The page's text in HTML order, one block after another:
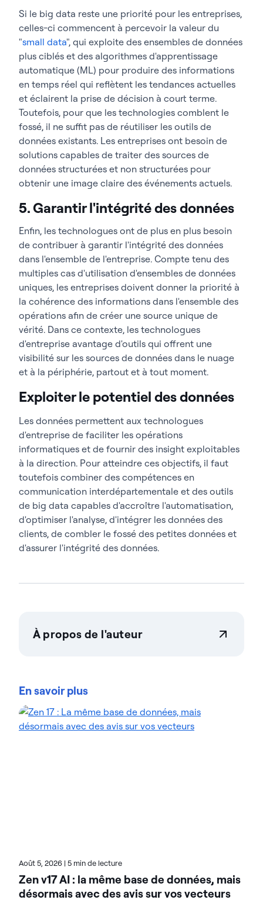
Si le big data reste une priorité pour les entreprises,
celles-ci commencent à percevoir la valeur du
"small data", qui exploite des ensembles de données
plus ciblés et des algorithmes d'apprentissage
automatique (ML) pour produire des informations
en temps réel qui reflètent les tendances actuelles
et éclairent la prise de décision à court terme.
Toutefois, pour que les technologies comblent le
fossé, il ne suffit pas de réutiliser les outils de
données existants. Les entreprises ont besoin de
solutions capables de traiter des sources de
données structurées et non structurées pour
obtenir une image claire des événements actuels.
5. Garantir l'intégrité des données
Enfin, les technologues ont de plus en plus besoin
de contribuer à garantir l'intégrité des données
dans l'ensemble de l'entreprise. Compte tenu des
multiples cas d'utilisation d'ensembles de données
uniques, les entreprises doivent donner la priorité à
la cohérence des informations dans l'ensemble des
opérations afin de créer une source unique de
vérité. Dans ce contexte, les technologues
d'entreprise avantage d'outils qui offrent une
visibilité sur les sources de données dans le nuage
et à la périphérie, partout et à tout moment.
Exploiter le potentiel des données
Les données permettent aux technologues
d'entreprise de faciliter les opérations
informatiques et de fournir des insight exploitables
à la direction. Pour atteindre ces objectifs, il faut
toutefois combiner des compétences en
communication interdépartementale et des outils
de big data capables d'accroître l'automatisation,
d'optimiser l'analyse, d'intégrer les données des
clients, de combler le fossé des petites données et
d'assurer l'intégrité des données.
À propos de l'auteur
connaître les capacités d’intégration, de gestion et
apporte plus de 20 ans d’expérience dans le
marketing des solutions d’analyse, de sécurité et de
En savoir plus
Août 5, 2026 | 5 min de lecture
Zen v17 AI : la même base de données, mais
désormais avec des avis sur vos vecteurs